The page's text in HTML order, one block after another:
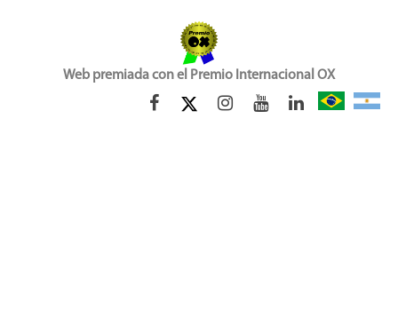
Web premiada con el Premio Internacional OX